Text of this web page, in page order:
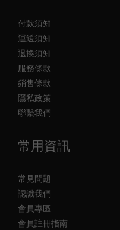
付款須知
運送須知
退換須知
服務條款
銷售條款
隱私政策
聯繫我們
常用資訊
常見問題
認識我們
會員專區
會員註冊指南